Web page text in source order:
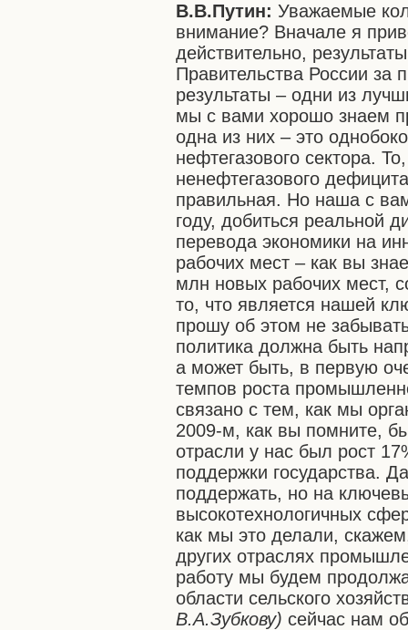
В.В.Путин:Уважаемые
внимание? Вначале я
действительно,
Правительства России за
результаты – одни из
мы с вами хорошо знаем
одна из них – это
нефтегазового сектора.
ненефтегазового
правильная. Но наша с
году, добиться реальной
перевода экономики на
рабочих мест – как вы
млн новых рабочих мест,
то, что является нашей
прошу об этом не
политика должна быть
а может быть, в первую
темпов роста
связано с тем, как мы
2009-м, как вы помните,
отрасли у нас был рост
поддержки государства.
поддержать, но на
высокотехнологичных
как мы это делали,
других отраслях
работу мы будем
области сельского
В.А.Зубкову) сейчас нам